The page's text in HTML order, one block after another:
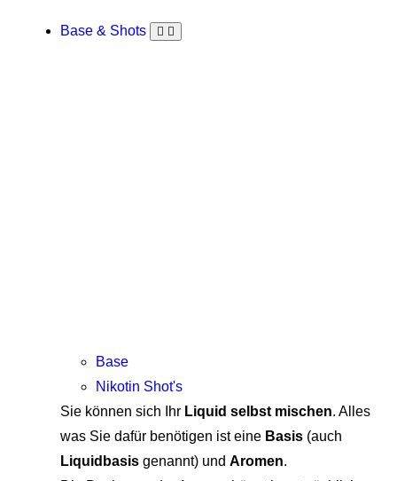
Base & Shots
Base
Nikotin Shot's
Sie können sich Ihr Liquid selbst mischen. Alles
was Sie dafür benötigen ist eine Basis (auch
Liquidbasis genannt) und Aromen.